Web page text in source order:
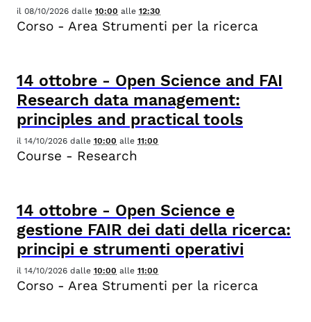
il 08/10/2026 dalle 10:00 alle 12:30
Corso - Area Strumenti per la ricerca
14 ottobre - Open Science and FAI
Research data management:
principles and practical tools
il 14/10/2026 dalle 10:00 alle 11:00
Course - Research
14 ottobre - Open Science e
gestione FAIR dei dati della ricerca:
principi e strumenti operativi
il 14/10/2026 dalle 10:00 alle 11:00
Corso - Area Strumenti per la ricerca